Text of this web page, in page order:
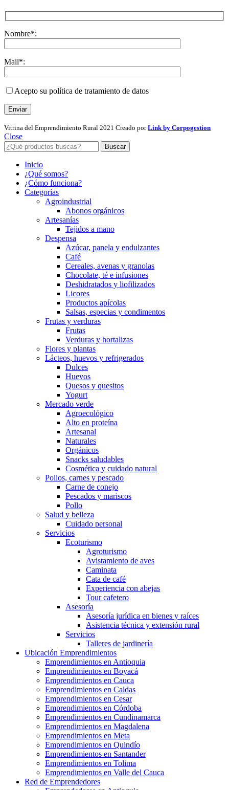
Nombre*:
Mail*:
Acepto su política de tratamiento de datos
Vitrina del Emprendimiento Rural 2021 Creado porLink by Corpogestion
Close
Buscar
Inicio
¿Qué somos?
¿Cómo funciona?
Categorías
Agroindustrial
Abonos orgánicos
Artesanías
Tejidos a mano
Despensa
Azúcar, panela y endulzantes
Café
Cereales, avenas y granolas
Chocolate, té e infusiones
Deshidratados y liofilizados
Licores
Productos apícolas
Salsas, especias y condimentos
Frutas y verduras
Frutas
Verduras y hortalizas
Flores y plantas
Lácteos, huevos y refrigerados
Dulces
Huevos
Quesos y quesitos
Yogurt
Mercado verde
Agroecológico
Alto en proteína
Artesanal
Naturales
Orgánicos
Snacks saludables
Cosmética y cuidado natural
Pollos, carnes y pescado
Carne de conejo
Pescados y mariscos
Pollo
Salud y belleza
Cuidado personal
Servicios
Ecoturismo
Agroturismo
Avistamiento de aves
Caminata
Cata de café
Experiencia con abejas
Tour cafetero
Asesoría
Asesoría jurídica en bienes y raíces
Asistencia técnica y extensión rural
Servicios
Talleres de jardinería
Ubicación Emprendimientos
Emprendimientos en Antioquia
Emprendimientos en Boyacá
Emprendimientos en Cauca
Emprendimientos en Caldas
Emprendimientos en Cesar
Emprendimientos en Córdoba
Emprendimientos en Cundinamarca
Emprendimientos en Magdalena
Emprendimientos en Meta
Emprendimientos en Quindío
Emprendimientos en Santander
Emprendimientos en Tolima
Emprendimientos en Valle del Cauca
Red de Emprendedores